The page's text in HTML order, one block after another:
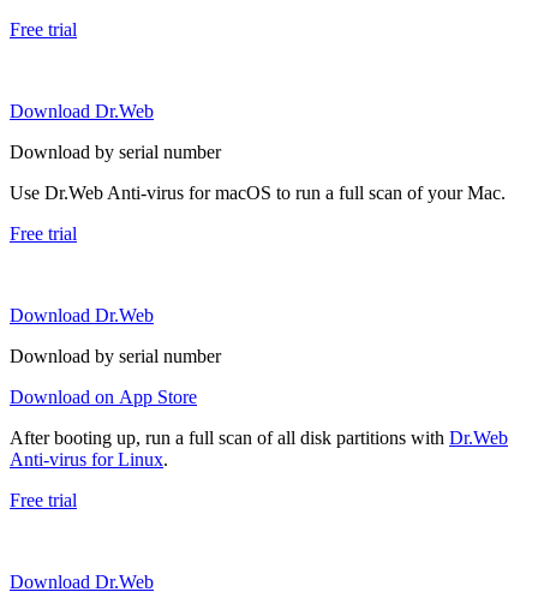
Free trial
Download Dr.Web
Download by serial number
Use Dr.Web Anti-virus for macOS to run a full scan of your Mac.
Free trial
Download Dr.Web
Download by serial number
Download on App Store
After booting up, run a full scan of all disk partitions with Dr.Web
Anti-virus for Linux.
Free trial
Download Dr.Web